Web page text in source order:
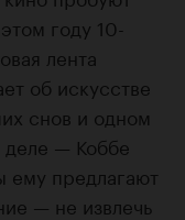
году 10-
лента
об искусстве
снов и одном
деле — Коббе
предлагают
— не извлечь